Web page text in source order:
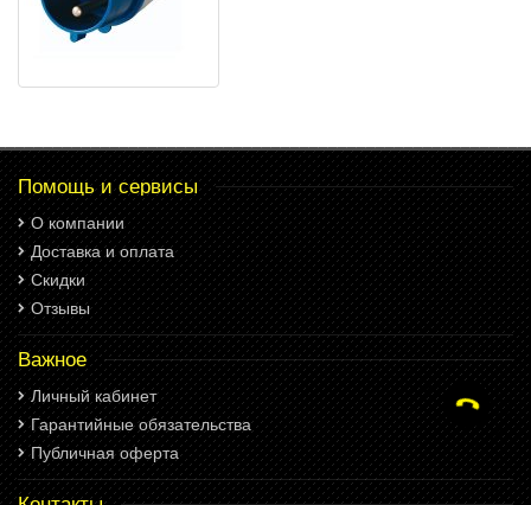
Помощь и сервисы
О компании
Доставка и оплата
Скидки
Отзывы
Важное
Личный кабинет
Гарантийные обязательства
Публичная оферта